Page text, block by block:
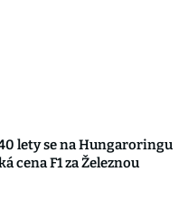
lety se na Hungaroringu
cena F1 za Železnou